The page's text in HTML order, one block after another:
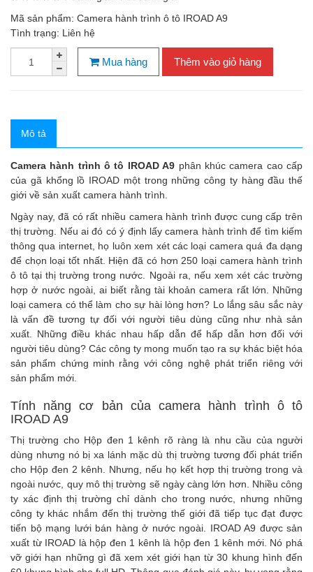
Mã sản phẩm: Camera hành trình ô tô IROAD A9
Tình trạng: Liên hệ
Mua hàng Thêm vào giỏ hàng
Mô tả
Camera hành trình ô tô IROAD A9 phân khúc camera cao cấp
của gã khổng lồ IROAD một trong những công ty hàng đầu thế
giới về sản xuất camera hành trình.
Ngày nay, đã có rất nhiều camera hành trình được cung cấp trên
thị trường. Nếu ai đó có ý định lấy camera hành trình để tìm kiếm
thông qua internet, họ luôn xem xét các loại camera quá đa dạng
để chọn loại tốt nhất. Hiện đã có hơn 250 loại camera hành trình
ô tô tại thị trường trong nước. Ngoài ra, nếu xem xét các trường
hợp ở nước ngoài, ai biết rằng tài khoản camera rất lớn. Những
loại camera có thể làm cho sự hài lòng hơn? Lo lắng sâu sắc này
là vấn đề tương tự đối với người tiêu dùng cũng như nhà sản
xuất. Những điều khác nhau hấp dẫn để hấp dẫn hơn đối với
người tiêu dùng? Các công ty mong muốn tạo ra sự khác biệt hóa
sản phẩm chứng minh rằng với công nghệ phát triển riêng với
sản phẩm mới.
Tính năng cơ bản của camera hành trình ô tô
IROAD A9
Thị trường cho Hộp đen 1 kênh rõ ràng là nhu cầu của người
dùng nhưng nó bị xa lánh mặc dù thị trường tương đối phát triển
cho Hộp đen 2 kênh. Nhưng, nếu họ kết hợp thị trường trong và
ngoài nước, quy mô thị trường sẽ ngày càng lớn hơn. Nhiều công
ty xác định thị trường chỉ dành cho trong nước, nhưng những
công ty khác nhắm đến thị trường thế giới đã tiếp tục đạt được
tiến bộ mạng lưới bán hàng ở nước ngoài. IROAD A9 được sản
xuất từ IROAD là hộp đen 1 kênh là hộp đen 1 kênh mới. Nó phá
vỡ giới hạn những gì đã xem xét giới hạn từ 30 khung hình đến